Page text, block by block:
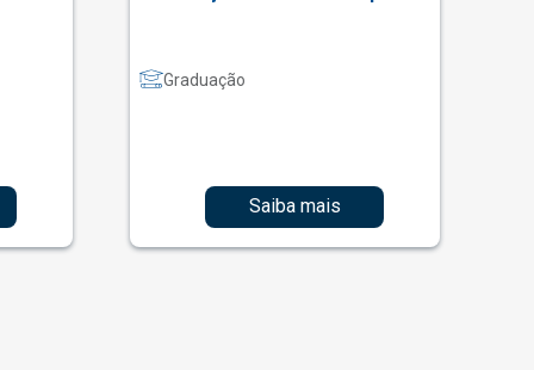
Graduação
Saiba mais